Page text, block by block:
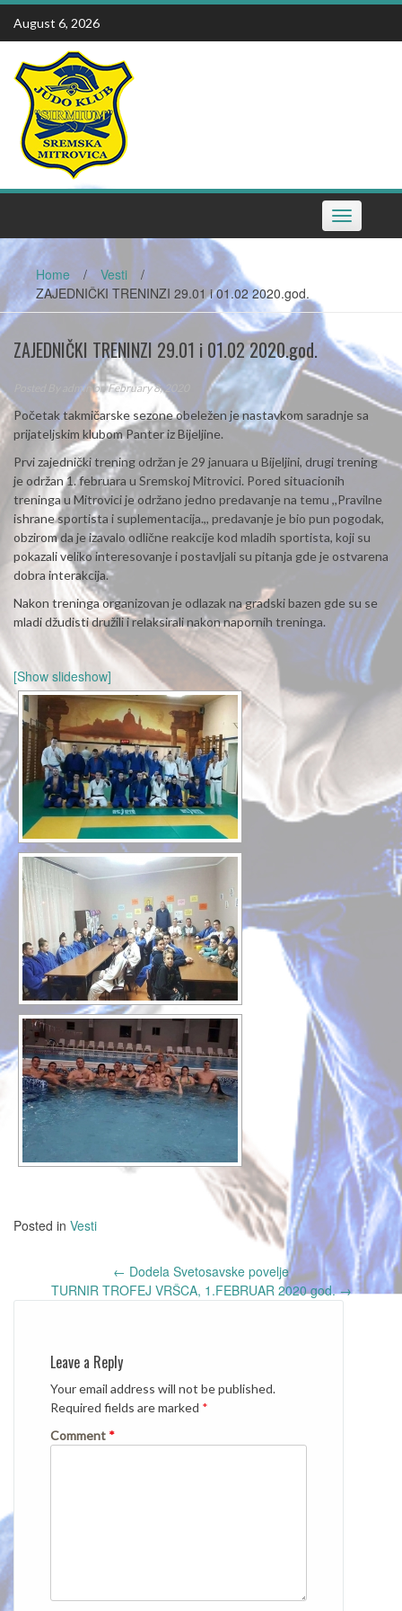
Skip
content
August 6, 2026
Toggle
navigation
Home / Vesti
/
ZAJEDNIČKI TRENINZI 29.01 i 01.02 2020.god.
ZAJEDNIČKI TRENINZI 29.01 i 01.02 2020.god.
adminon February 8, 2020
Početak takmičarske sezone obeležen je nastavkom saradnje sa
prijateljskim klubom Panter iz Bijeljine.
Prvi zajednički trening održan je 29 januara u Bijeljini, drugi trening
je održan 1. februara u Sremskoj Mitrovici. Pored situacionih
treninga u Mitrovici je održano jedno predavanje na temu ,,Pravilne
ishrane sportista i suplementacija.,, predavanje je bio pun pogodak,
obzirom da je izavalo odlične reakcije kod mladih sportista, koji su
pokazali veliko interesovanje i postavljali su pitanja gde je ostvarena
dobra interakcija.
Nakon treninga organizovan je odlazak na gradski bazen gde su se
mladi džudisti družili i relaksirali nakon napornih treninga.
[Show slideshow]
Posted in Vesti
navigation
← Dodela Svetosavske povelje
TURNIR TROFEJ VRŠCA, 1.FEBRUAR 2020 god.→
Leave a Reply
Your email address will not be published.
Required fields are marked *
Comment *